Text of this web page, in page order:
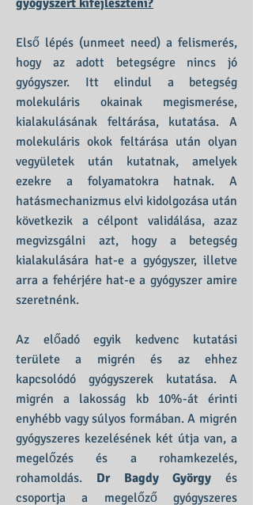
gyógyszert kifejleszteni?
Első lépés (unmeet need) a felismerés,
hogy az adott betegségre nincs jó
gyógyszer. Itt elindul a betegség
molekuláris okainak megismerése,
kialakulásának feltárása, kutatása. A
molekuláris okok feltárása után olyan
vegyületek után kutatnak, amelyek
ezekre a folyamatokra hatnak. A
hatásmechanizmus elvi kidolgozása után
következik a célpont validálása, azaz
megvizsgálni azt, hogy a betegség
kialakulására hat-e a gyógyszer, illetve
arra a fehérjére hat-e a gyógyszer amire
szeretnénk.
Az előadó egyik kedvenc kutatási
területe a migrén és az ehhez
kapcsolódó gyógyszerek kutatása. A
migrén a lakosság kb 10%-át érinti
enyhébb vagy súlyos formában. A migrén
gyógyszeres kezelésének két útja van, a
megelőzés és a rohamkezelés,
rohamoldás. Dr Bagdy György és
csoportja a megelőző gyógyszeres